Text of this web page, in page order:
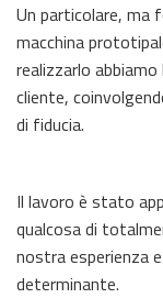
Un particolare, ma
macchina
realizzarlo
cliente,
di fiducia.
Il lavoro è stato
qualcosa di
nostra esperienza
determinante.